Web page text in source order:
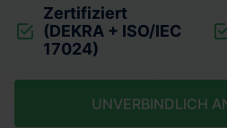
Zertifiziert
(DEKRA + ISO/IEC
17024)
UNVERBINDLICH